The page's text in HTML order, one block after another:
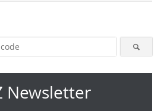
Newsletter